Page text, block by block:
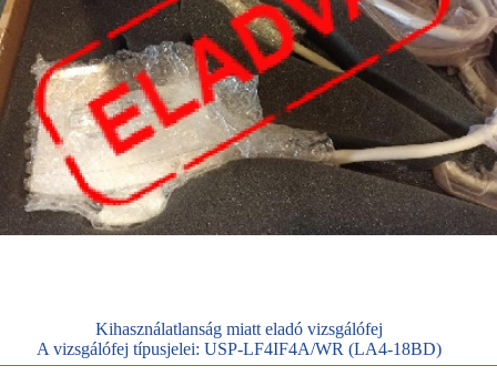
Kihasználatlanság miatt eladó vizsgálófej
A vizsgálófej típusjelei: USP-LF4IF4A/WR (LA4-18BD)